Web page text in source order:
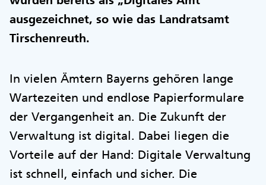
ausgezeichnet, so wie das Landratsamt
Tirschenreuth.
In vielen Ämtern Bayerns gehören lange
Wartezeiten und endlose Papierformulare
der Vergangenheit an. Die Zukunft der
Verwaltung ist digital. Dabei liegen die
Vorteile auf der Hand: Digitale Verwaltung
ist schnell, einfach und sicher. Die